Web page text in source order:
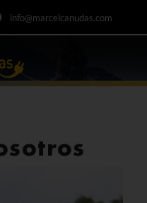
info@marcelcanudas.com